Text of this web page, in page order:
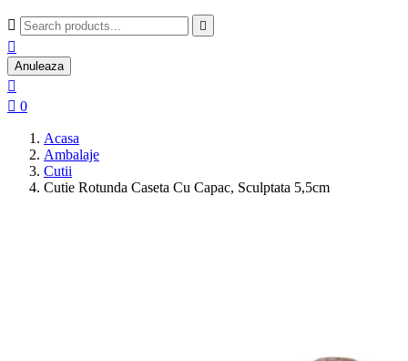
 

Anuleaza

 0
Acasa
Ambalaje
Cutii
Cutie Rotunda Caseta Cu Capac, Sculptata 5,5cm